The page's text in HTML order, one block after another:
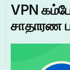
VPN
சாதாரண